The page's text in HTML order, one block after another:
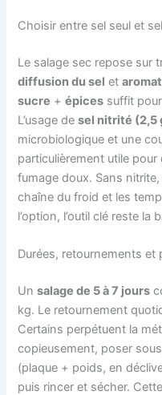
Choisir entre sel seul et
Le salage sec repose sur
diffusion du sel et
sucre +épices suffit
L’usage desel nitrité (2,5
microbiologique et une
particulièrement utile
fumage doux. Sans
chaîne du froid et les
l’option, l’outil clé reste la
Durées, retournements et
Unsalage de 5 à 7 jours
kg. Le retournement
Certains perpétuent la
copieusement, poser
(plaque + poids, en
puis rincer et sécher.